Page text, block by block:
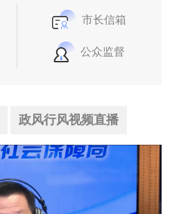
市长信箱
公众监督
政风行风视频直播